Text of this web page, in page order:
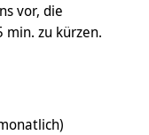
vor, die
zu kürzen.